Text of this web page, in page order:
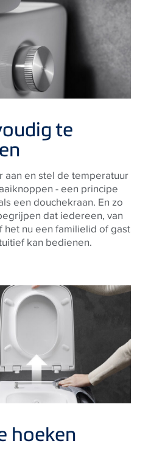
te
aan en stel de temperatuur
- een principe
een douchekraan. En zo
dat iedereen, van
het nu een familielid of gast
kan bedienen.
hoeken